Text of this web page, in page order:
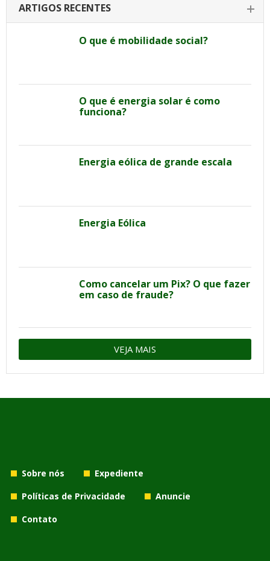
ARTIGOS RECENTES
O que é mobilidade social?
O que é energia solar é como
funciona?
Energia eólica de grande escala
Energia Eólica
Como cancelar um Pix? O que fazer
em caso de fraude?
VEJA MAIS
Sobre nós
Expediente
Políticas de Privacidade
Anuncie
Contato